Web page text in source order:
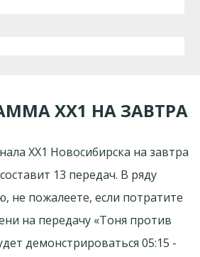
ХХ1 НА ЗАВТРА
ХХ1 Новосибирска на завтра
13 передач. В ряду
не пожалеете, если потратите
на передачу «Тоня против
демонстрироваться 05:15 -